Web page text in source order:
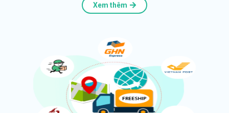
Xem thêm